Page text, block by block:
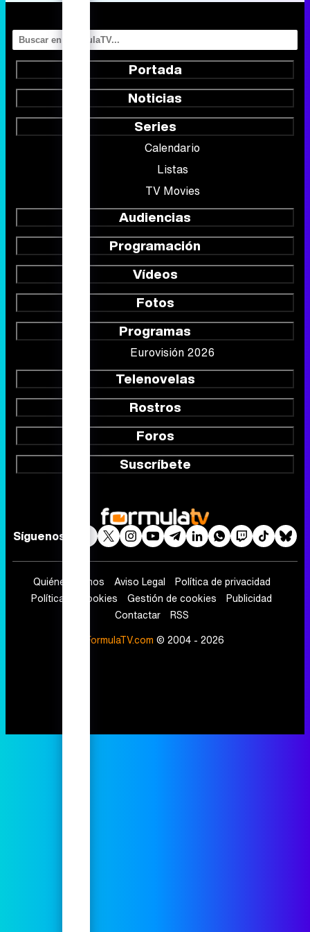
Portada
Noticias
Series
Calendario
Listas
TV Movies
Audiencias
Programación
Vídeos
Fotos
Programas
Eurovisión 2026
Telenovelas
Rostros
Foros
Suscríbete
Síguenos
Quiénes somos Aviso Legal
Política de privacidad
Política de cookies
Gestión de cookies
Publicidad
Contactar
RSS
FormulaTV.com © 2004 - 2026